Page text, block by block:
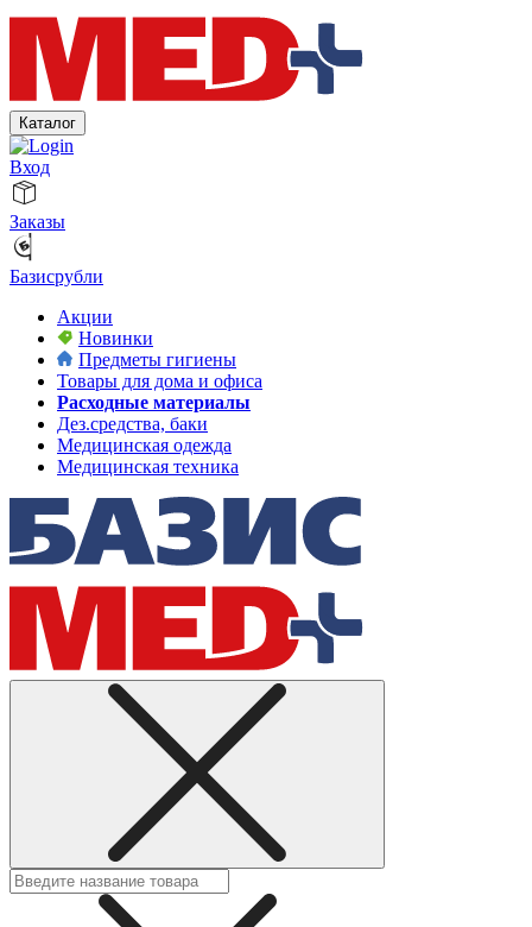
Каталог
Вход
Заказы
Базисрубли
Акции
Новинки
Предметы гигиены
Товары для дома и офиса
Расходные материалы
Дез.средства, баки
Медицинская одежда
Медицинская техника